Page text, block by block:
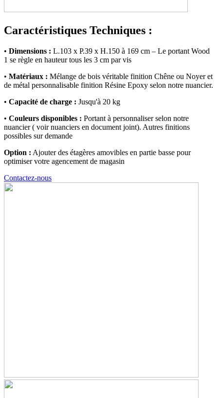
Caractéristiques Techniques :
• Dimensions : L.103 x P.39 x H.150 à 169 cm – Le portant Wood
1 se règle en hauteur tous les 3 cm par vis
• Matériaux : Mélange de bois véritable finition Chêne ou Noyer et
de métal personnalisable finition Résine Epoxy selon notre nuancier.
• Capacité de charge : Jusqu'à 20 kg
• Couleurs disponibles : Portant à personnaliser selon notre
nuancier ( voir nuanciers en document joint). Autres finitions
possibles sur demande
Option : Ajouter des étagères amovibles en partie basse pour
optimiser votre agencement de magasin
Contactez-nous